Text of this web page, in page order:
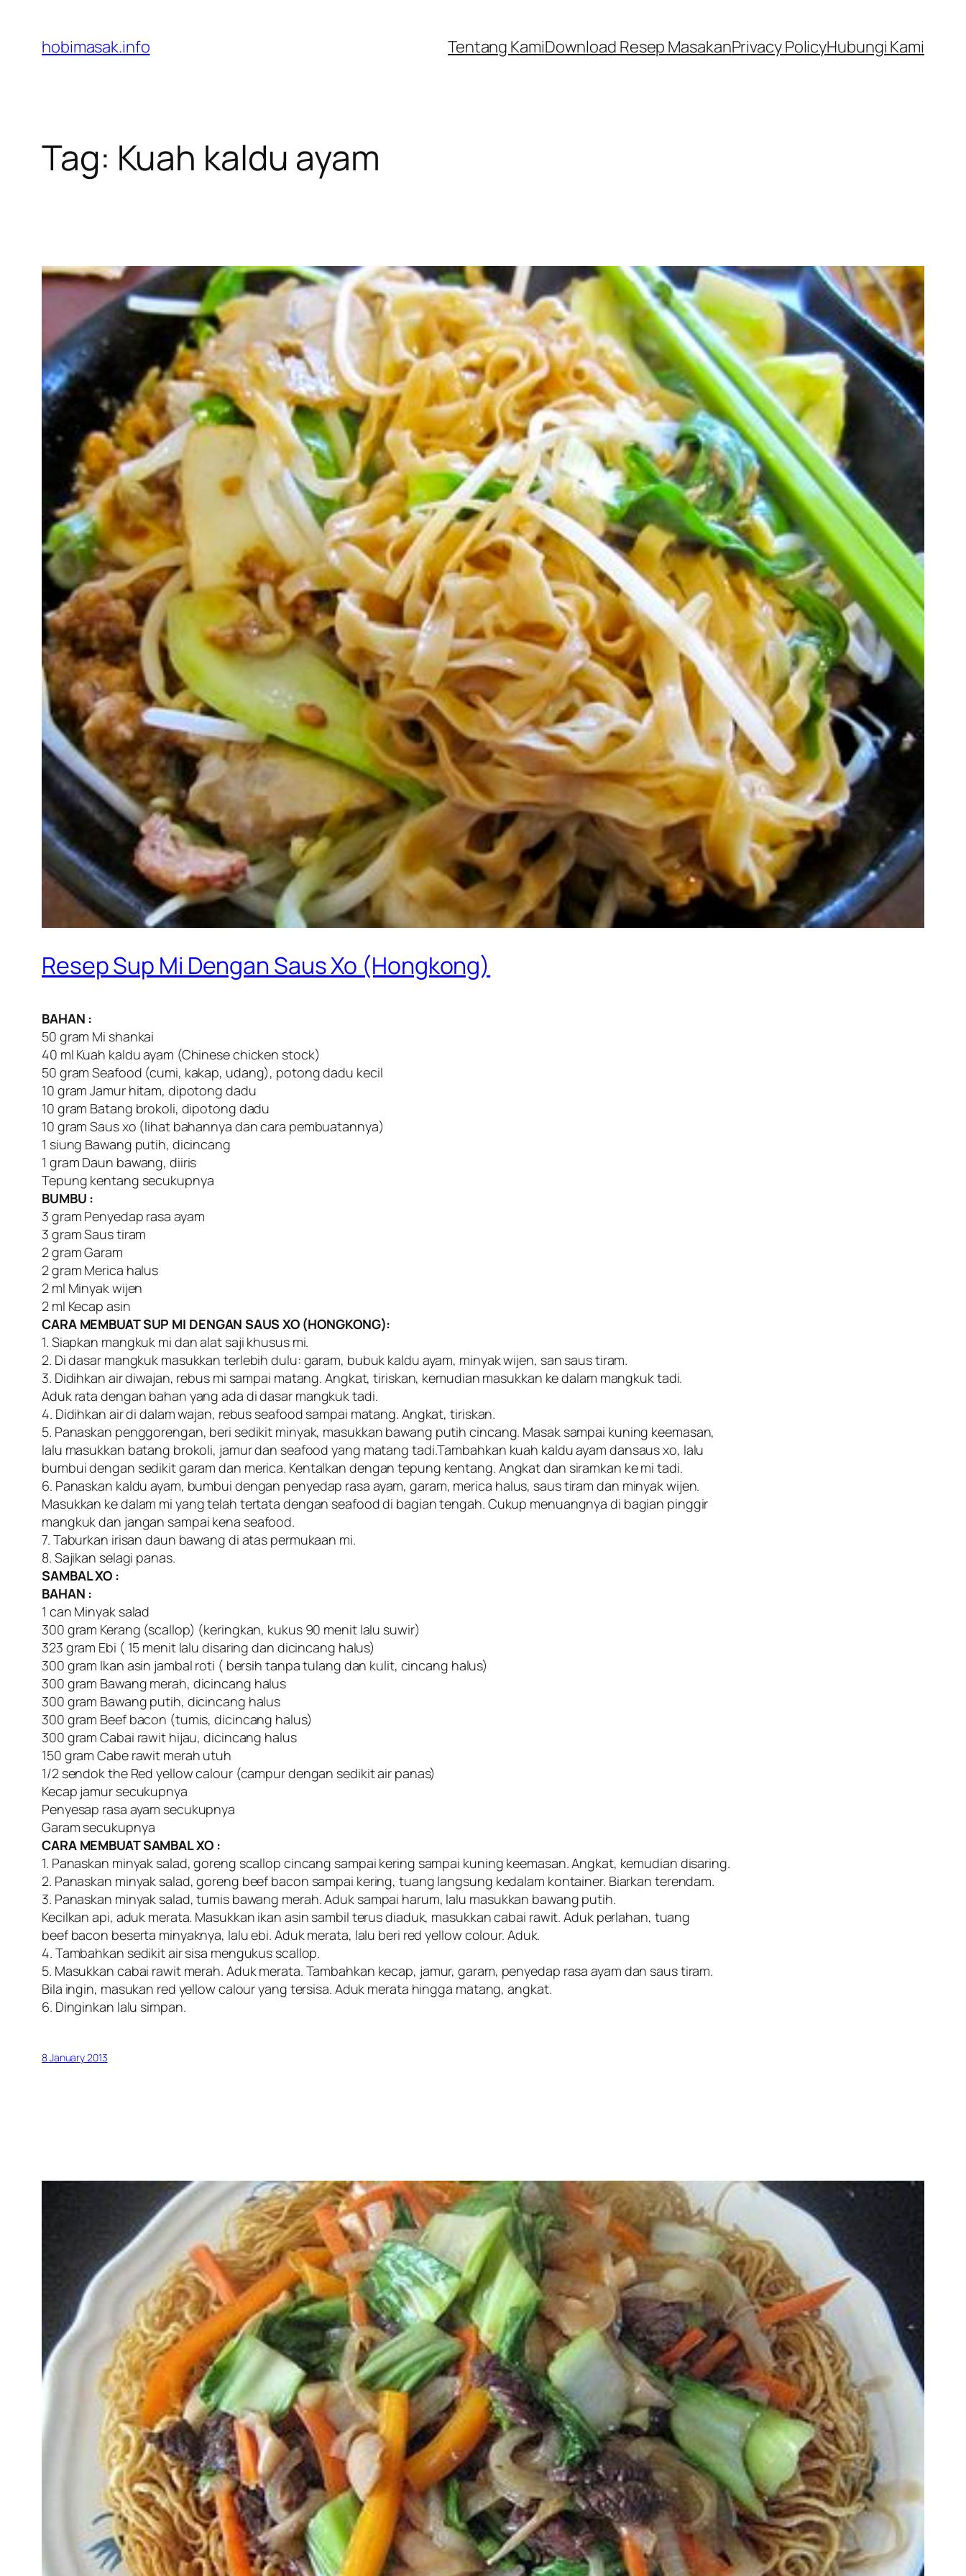
content
hobimasak.info Tentang KamiDownload Resep MasakanPrivacy PolicyHubungi Kami
Tag: Kuah kaldu ayam
Resep Sup Mi Dengan Saus Xo (Hongkong)
BAHAN :
50 gram Mi shankai
40 ml Kuah kaldu ayam (Chinese chicken stock)
50 gram Seafood (cumi, kakap, udang), potong dadu kecil
10 gram Jamur hitam, dipotong dadu
10 gram Batang brokoli, dipotong dadu
10 gram Saus xo (Iihat bahannya dan cara pembuatannya)
1 siung Bawang putih, dicincang
1 gram Daun bawang, diiris
Tepung kentang secukupnya
BUMBU :
3 gram Penyedap rasa ayam
3 gram Saus tiram
2 gram Garam
2 gram Merica halus
2 ml Minyak wijen
2 ml Kecap asin
CARA MEMBUAT SUP MI DENGAN SAUS XO (HONGKONG):
1. Siapkan mangkuk mi dan alat saji khusus mi.
2. Di dasar mangkuk masukkan terlebih dulu: garam, bubuk kaldu ayam, minyak wijen, san saus tiram.
3. Didihkan air diwajan, rebus mi sampai matang. Angkat, tiriskan, kemudian masukkan ke dalam mangkuk tadi.
Aduk rata dengan bahan yang ada di dasar mangkuk tadi.
4. Didihkan air di dalam wajan, rebus seafood sampai matang. Angkat, tiriskan.
5. Panaskan penggorengan, beri sedikit minyak, masukkan bawang putih cincang. Masak sampai kuning keemasan,
lalu masukkan batang brokoli, jamur dan seafood yang matang tadi.Tambahkan kuah kaldu ayam dansaus xo, lalu
bumbui dengan sedikit garam dan merica. Kentalkan dengan tepung kentang. Angkat dan siramkan ke mi tadi.
6. Panaskan kaldu ayam, bumbui dengan penyedap rasa ayam, garam, merica halus, saus tiram dan minyak wijen.
Masukkan ke dalam mi yang telah tertata dengan seafood di bagian tengah. Cukup menuangnya di bagian pinggir
mangkuk dan jangan sampai kena seafood.
7. Taburkan irisan daun bawang di atas permukaan mi.
8. Sajikan selagi panas.
SAMBAL XO :
BAHAN :
1 can Minyak salad
300 gram Kerang (scallop) (keringkan, kukus 90 menit lalu suwir)
323 gram Ebi ( 15 menit lalu disaring dan dicincang halus)
300 gram Ikan asin jambal roti ( bersih tanpa tulang dan kulit, cincang halus)
300 gram Bawang merah, dicincang halus
300 gram Bawang putih, dicincang halus
300 gram Beef bacon (tumis, dicincang halus)
300 gram Cabai rawit hijau, dicincang halus
150 gram Cabe rawit merah utuh
1/2 sendok the Red yellow calour (campur dengan sedikit air panas)
Kecap jamur secukupnya
Penyesap rasa ayam secukupnya
Garam secukupnya
CARA MEMBUAT SAMBAL XO :
1. Panaskan minyak salad, goreng scallop cincang sampai kering sampai kuning keemasan. Angkat, kemudian disaring.
2. Panaskan minyak salad, goreng beef bacon sampai kering, tuang langsung kedalam kontainer. Biarkan terendam.
3. Panaskan minyak salad, tumis bawang merah. Aduk sampai harum, lalu masukkan bawang putih.
Kecilkan api, aduk merata. Masukkan ikan asin sambil terus diaduk, masukkan cabai rawit. Aduk perlahan, tuang
beef bacon beserta minyaknya, lalu ebi. Aduk merata, lalu beri red yellow colour. Aduk.
4. Tambahkan sedikit air sisa mengukus scallop.
5. Masukkan cabai rawit merah. Aduk merata. Tambahkan kecap, jamur, garam, penyedap rasa ayam dan saus tiram.
Bila ingin, masukan red yellow calour yang tersisa. Aduk merata hingga matang, angkat.
6. Dinginkan lalu simpan.
8 January 2013